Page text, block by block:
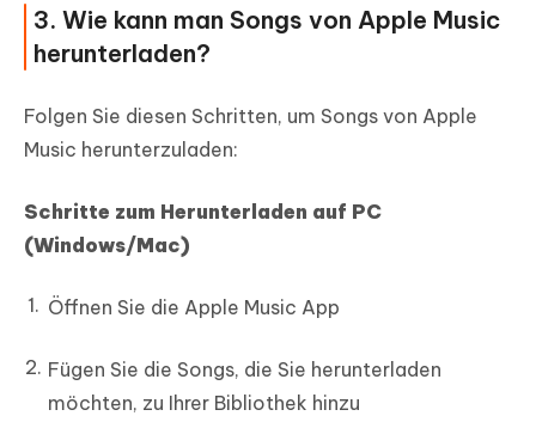
3. Wie kann man Songs von Apple Music
herunterladen?
Folgen Sie diesen Schritten, um Songs von Apple
Music herunterzuladen:
Schritte zum Herunterladen auf PC
(Windows/Mac)
Öffnen Sie die Apple Music App
Fügen Sie die Songs, die Sie herunterladen
möchten, zu Ihrer Bibliothek hinzu